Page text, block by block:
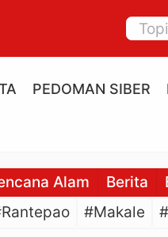
PEDOMAN SIBER
Alam Berita
#Makale